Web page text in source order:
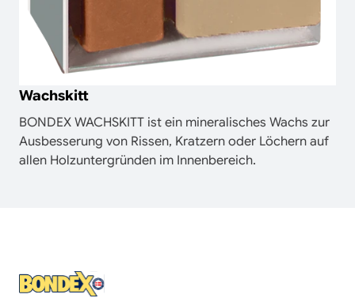
Wachskitt
BONDEX WACHSKITT ist ein mineralisches Wachs zur
Ausbesserung von Rissen, Kratzern oder Löchern auf
allen Holzuntergründen im Innenbereich.